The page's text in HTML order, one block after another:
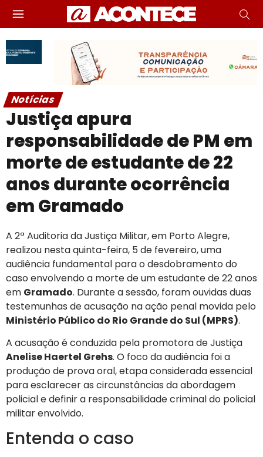
Notícias
Justiça apura
responsabilidade de PM em
morte de estudante de 22
anos durante ocorrência
em Gramado
A 2ª Auditoria da Justiça Militar, em Porto Alegre,
realizou nesta quinta-feira, 5 de fevereiro, uma
audiência fundamental para o desdobramento do
caso envolvendo a morte de um estudante de 22 anos
em Gramado. Durante a sessão, foram ouvidas duas
testemunhas de acusação na ação penal movida pelo
Ministério Público do Rio Grande do Sul (MPRS).
A acusação é conduzida pela promotora de Justiça
Anelise Haertel Grehs. O foco da audiência foi a
produção de prova oral, etapa considerada essencial
para esclarecer as circunstâncias da abordagem
policial e definir a responsabilidade criminal do policial
militar envolvido.
Entenda o caso